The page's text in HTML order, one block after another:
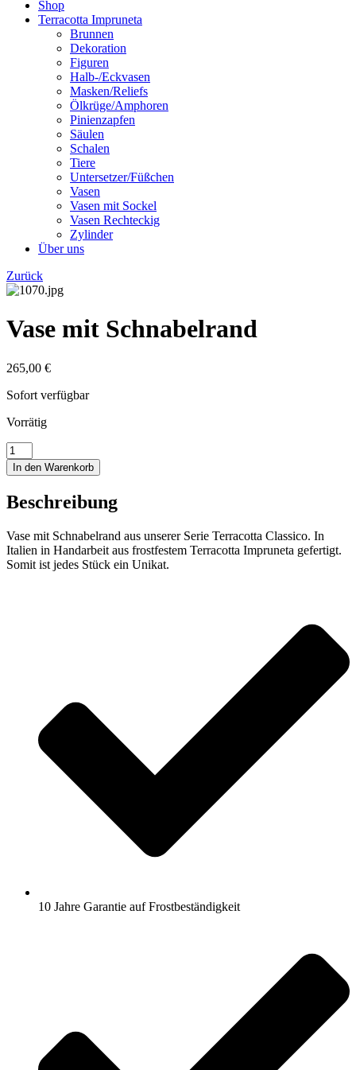
Shop
Terracotta Impruneta
Brunnen
Dekoration
Figuren
Halb-/Eckvasen
Masken/Reliefs
Ölkrüge/Amphoren
Pinienzapfen
Säulen
Schalen
Tiere
Untersetzer/Füßchen
Vasen
Vasen mit Sockel
Vasen Rechteckig
Zylinder
Über uns
Zurück
Vase mit Schnabelrand
265,00 €
Sofort verfügbar
Vorrätig
Vase
mit
Schnabelrand
In den Warenkorb
Beschreibung
Vase mit Schnabelrand aus unserer Serie Terracotta Classico. In
Italien in Handarbeit aus frostfestem Terracotta Impruneta gefertigt.
Somit ist jedes Stück ein Unikat.
10 Jahre Garantie auf Frostbeständigkeit